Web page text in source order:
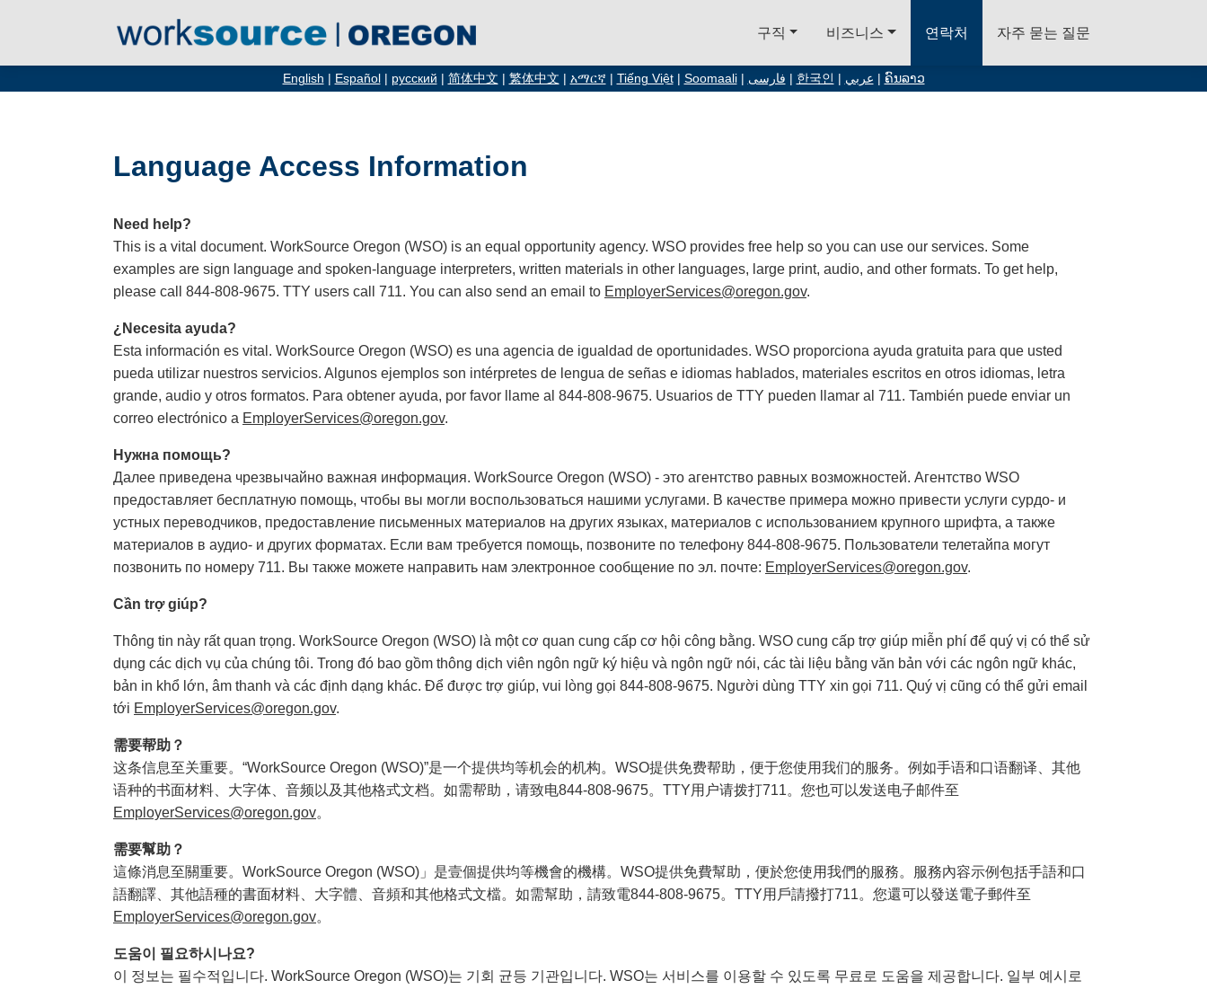
English Español русский 简体中文 繁体中文 አማርኛ Tiếng Việt| Soomaali| فارسی 한국인 عربي ຄົນລາວ
구직 비즈니스 연락처 자주 묻는 질문
Language Access Information
Need help?
This is a vital document. WorkSource Oregon (WSO) is an equal opportunity agency. WSO provides free help so you can use our services. Some
examples are sign language and spoken-language interpreters, written materials in other languages, large print, audio, and other formats. To get help,
please call 844-808-9675. TTY users call 711. You can also send an email to EmployerServices@oregon.gov.
¿Necesita ayuda?
Esta información es vital. WorkSource Oregon (WSO) es una agencia de igualdad de oportunidades. WSO proporciona ayuda gratuita para que usted
pueda utilizar nuestros servicios. Algunos ejemplos son intérpretes de lengua de señas e idiomas hablados, materiales escritos en otros idiomas, letra
grande, audio y otros formatos. Para obtener ayuda, por favor llame al 844-808-9675. Usuarios de TTY pueden llamar al 711. También puede enviar un
correo electrónico a EmployerServices@oregon.gov.
Нужна помощь?
Далее приведена чрезвычайно важная информация. WorkSource Oregon (WSO) - это агентство равных возможностей. Агентство WSO
предоставляет бесплатную помощь, чтобы вы могли воспользоваться нашими услугами. В качестве примера можно привести услуги сурдо- и
устных переводчиков, предоставление письменных материалов на других языках, материалов с использованием крупного шрифта, а также
материалов в аудио- и других форматах. Если вам требуется помощь, позвоните по телефону 844-808-9675. Пользователи телетайпа могут
позвонить по номеру 711. Вы также можете направить нам электронное сообщение по эл. почте: EmployerServices@oregon.gov.
Cần trợ giúp?
Thông tin này rất quan trọng. WorkSource Oregon (WSO) là một cơ quan cung cấp cơ hội công bằng. WSO cung cấp trợ giúp miễn phí để quý vị có thể sử
dụng các dịch vụ của chúng tôi. Trong đó bao gồm thông dịch viên ngôn ngữ ký hiệu và ngôn ngữ nói, các tài liệu bằng văn bản với các ngôn ngữ khác,
bản in khổ lớn, âm thanh và các định dạng khác. Để được trợ giúp, vui lòng gọi 844-808-9675. Người dùng TTY xin gọi 711. Quý vị cũng có thể gửi email
tới EmployerServices@oregon.gov.
需要帮助？
这条信息至关重要。“WorkSource Oregon (WSO)”是一个提供均等机会的机构。WSO提供免费帮助，便于您使用我们的服务。例如手语和口语翻译、其他
语种的书面材料、大字体、音频以及其他格式文档。如需帮助，请致电844-808-9675。TTY用户请拨打711。您也可以发送电子邮件至
EmployerServices@oregon.gov。
需要幫助？
這條消息至關重要。WorkSource Oregon (WSO)」是壹個提供均等機會的機構。WSO提供免費幫助，便於您使用我們的服務。服務內容示例包括手語和口
語翻譯、其他語種的書面材料、大字體、音頻和其他格式文檔。如需幫助，請致電844-808-9675。TTY用戶請撥打711。您還可以發送電子郵件至
EmployerServices@oregon.gov。
도움이 필요하시나요?
이 정보는 필수적입니다. WorkSource Oregon (WSO)는 기회 균등 기관입니다. WSO는 서비스를 이용할 수 있도록 무료로 도움을 제공합니다. 일부 예시로